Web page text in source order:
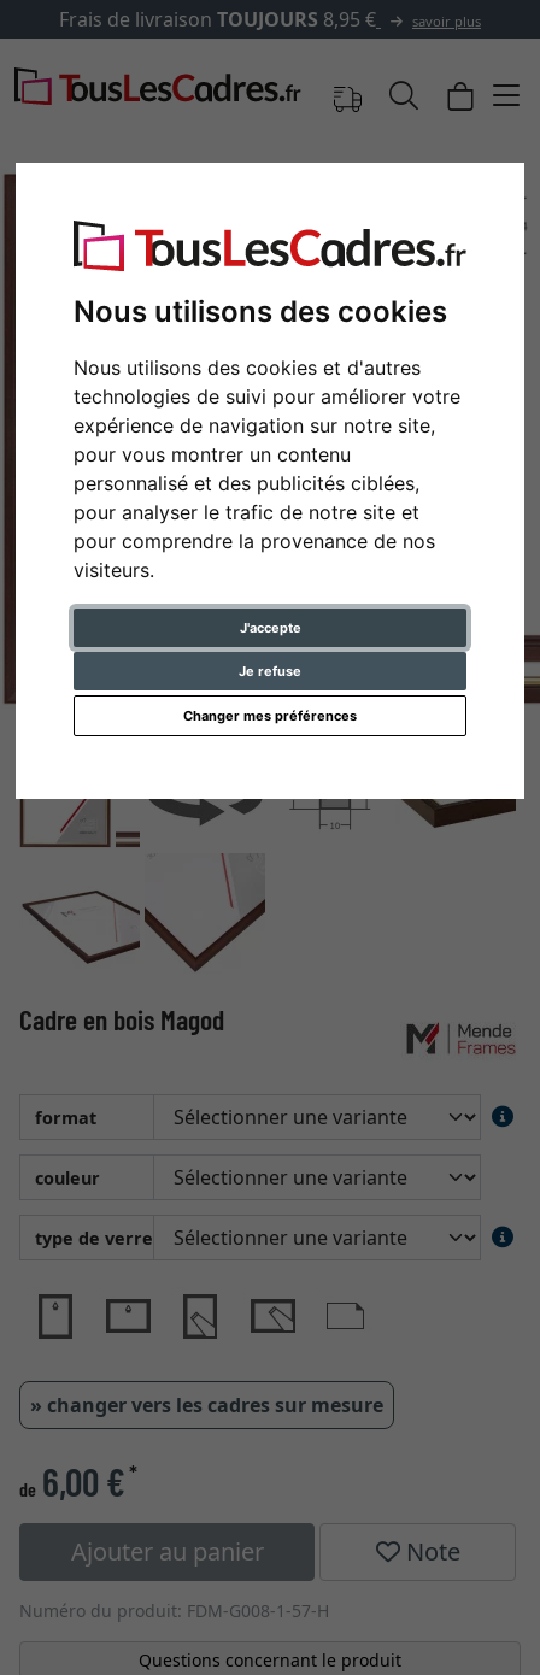
Nous utilisons des cookies
Nous utilisons des cookies et d'autres
technologies de suivi pour améliorer votre
expérience de navigation sur notre site,
pour vous montrer un contenu
personnalisé et des publicités ciblées,
pour analyser le trafic de notre site et
pour comprendre la provenance de nos
visiteurs.
J'accepte
Je refuse
Changer mes préférences
Frais de livraisonTOUJOURS8,95 € savoir plus
Retour
Cadre en bois Magod
format
couleur
type de verre
» changer vers les cadres sur mesure
de 6,00 €*
Ajouter au panier Note
Numéro du produit: FDM-G008-1-57-H
Questions concernant le produit